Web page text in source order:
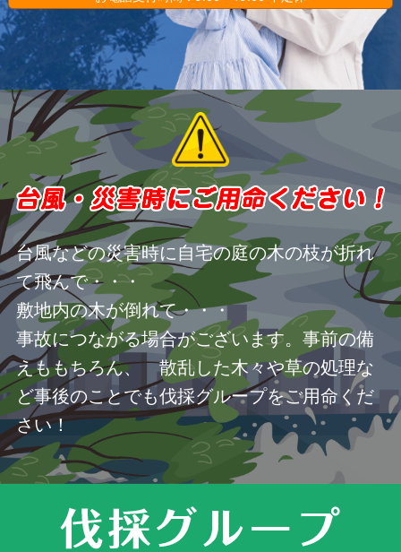
台風などの災害時に自宅の庭の木の枝が折れ
て飛んで・・・
敷地内の木が倒れて・・・
事故につながる場合がございます。事前の備
えももちろん、 散乱した木々や草の処理な
ど事後のことでも伐採グループをご用命くだ
さい！